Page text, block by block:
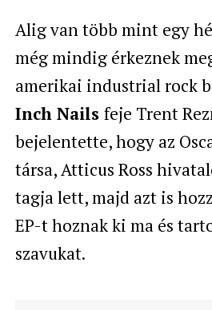
Alig van több mint egy
még mindig érkeznek
amerikai industrial rock
Inch Nails feje Trent
bejelentette, hogy az
társa, Atticus Ross
tagja lett, majd azt is
EP-t hoznak ki ma és
szavukat.